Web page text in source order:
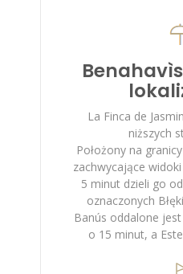
La Finca de
niższych
Położony na
zachwycające
5 minut dzieli go
oznaczonych
Banús oddalone
o 15 minut, a